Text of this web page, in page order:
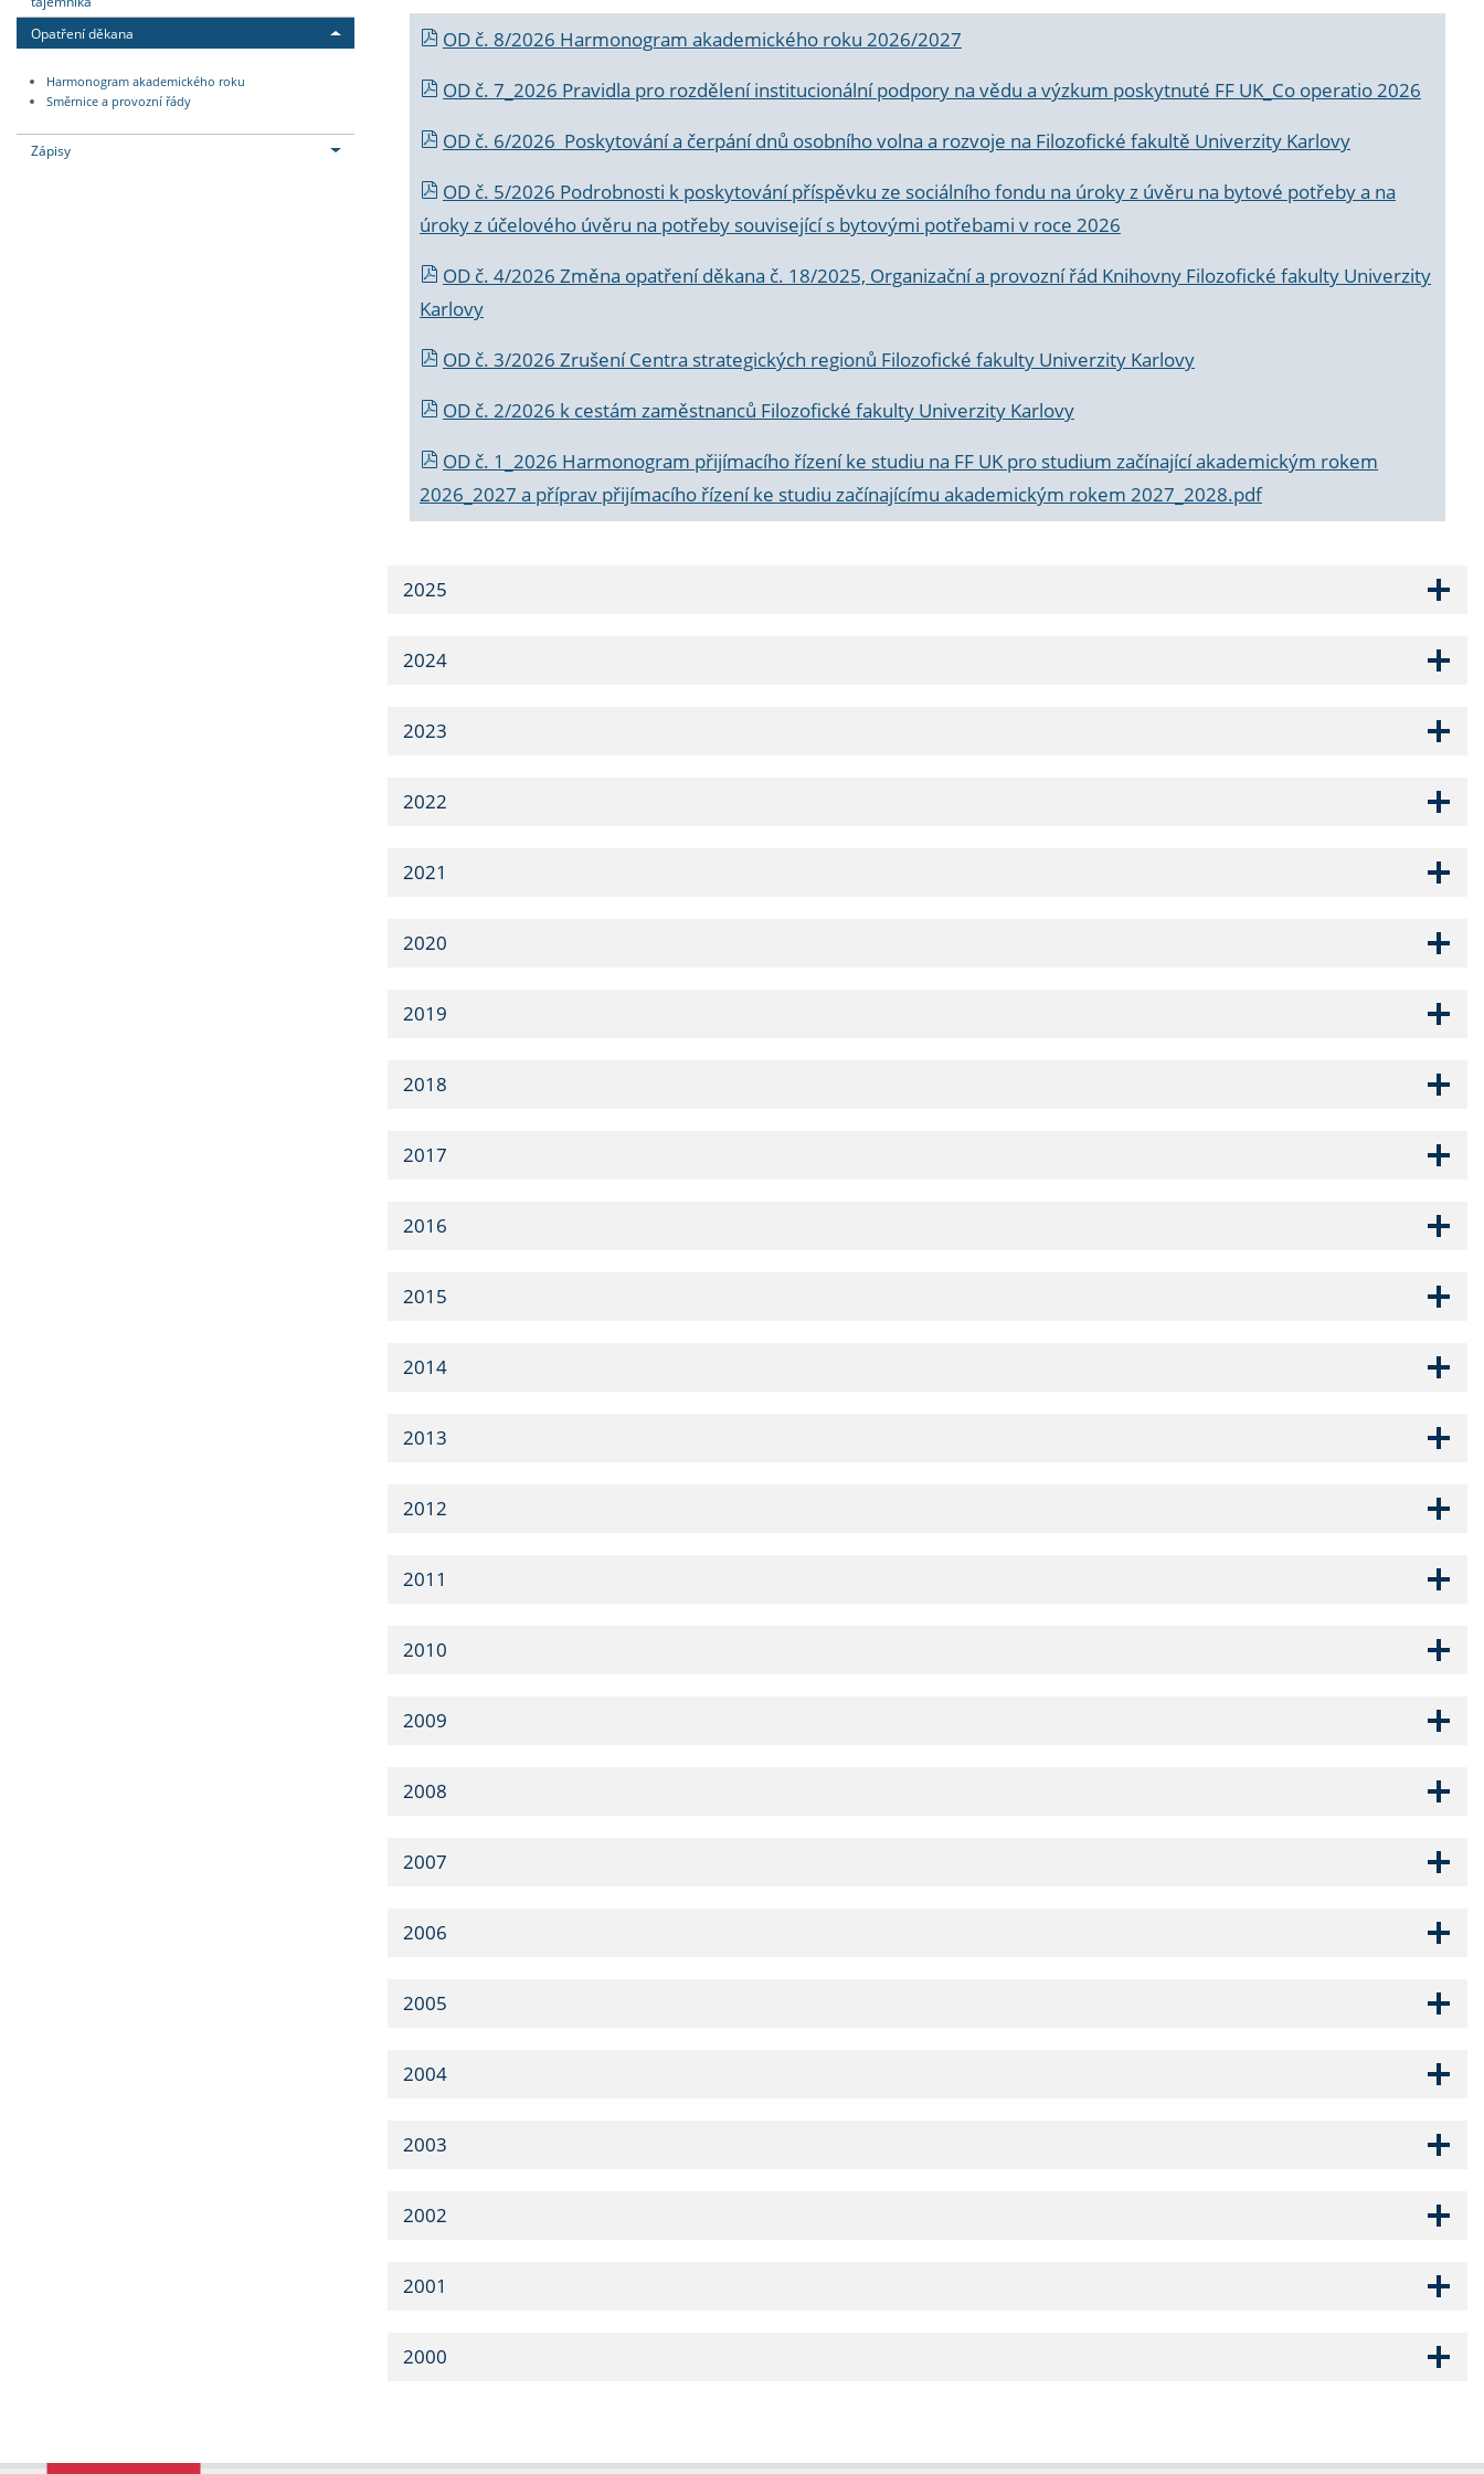
Opatření děkana
Harmonogram akademického roku
Směrnice a provozní řády
Zápisy
OD č. 8/2026 Harmonogram akademického roku 2026/2027
OD č. 7_2026 Pravidla pro rozdělení institucionální podpory na vědu a výzkum poskytnuté FF UK_Co operatio 2026
OD č. 6/2026 Poskytování a čerpání dnů osobního volna a rozvoje na Filozofické fakultě Univerzity Karlovy
OD č. 5/2026 Podrobnosti k poskytování příspěvku ze sociálního fondu na úroky z úvěru na bytové potřeby a na
úroky z účelového úvěru na potřeby související s bytovými potřebami v roce 2026
OD č. 4/2026 Změna opatření děkana č. 18/2025, Organizační a provozní řád Knihovny Filozofické fakulty Univerzity
Karlovy
OD č. 3/2026 Zrušení Centra strategických regionů Filozofické fakulty Univerzity Karlovy
OD č. 2/2026 k cestám zaměstnanců Filozofické fakulty Univerzity Karlovy
OD č. 1_2026 Harmonogram přijímacího řízení ke studiu na FF UK pro studium začínající akademickým rokem
2026_2027 a příprav přijímacího řízení ke studiu začínajícímu akademickým rokem 2027_2028.pdf
2025
2024
2023
2022
2021
2020
2019
2018
2017
2016
2015
2014
2013
2012
2011
2010
2009
2008
2007
2006
2005
2004
2003
2002
2001
2000